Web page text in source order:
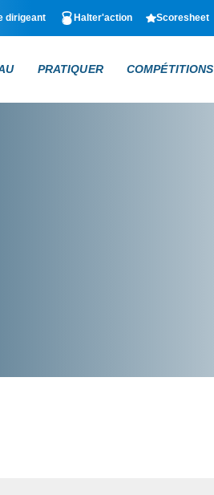
dirigeant Halter'action Scoresheet
PRATIQUER COMPÉTITIONS